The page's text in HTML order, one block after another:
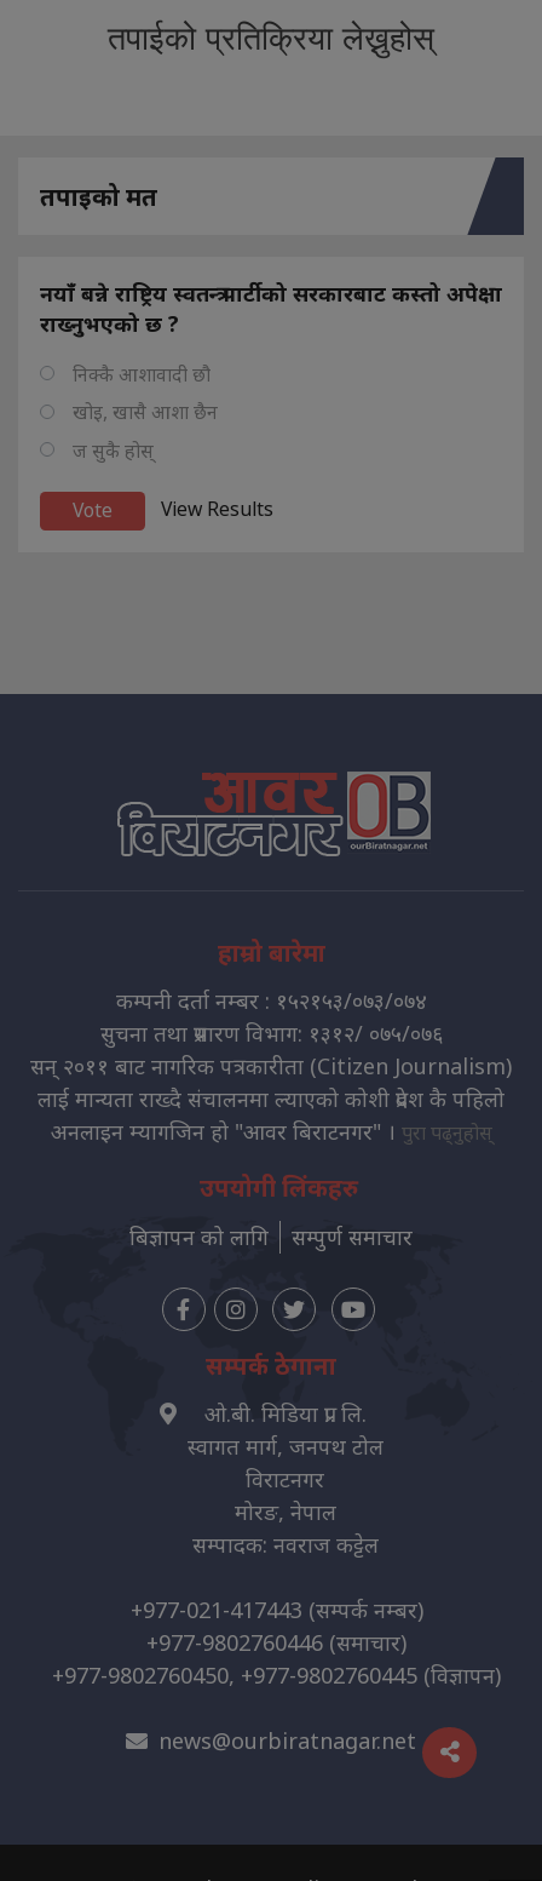
तपाईको प्रतिक्रिया लेख्नुहोस्
तपाइको मत
नयाँ बन्ने राष्ट्रिय स्वतन्त्र पार्टीको सरकारबाट कस्तो अपेक्षा
राख्नुभएको छ ?
निक्कै आशावादी छौ
खोइ, खासै आशा छैन
ज सुकै होस्
View Results
हाम्रो बारेमा
कम्पनी दर्ता नम्बर : १५२१५३/०७३/०७४
सुचना तथा प्रसारण विभाग: १३१२/ ०७५/०७६
सन् २०११ बाट नागरिक पत्रकारीता (Citizen Journalism)
लाई मान्यता राख्दै संचालनमा ल्याएको कोशी प्रदेश कै पहिलो
अनलाइन म्यागजिन हो "आवर बिराटनगर" । पुरा पढ्नुहोस्
उपयोगी लिंकहरु
बिज्ञापन को लागि सम्पुर्ण समाचार
सम्पर्क ठेगाना
ओ.बी. मिडिया प्रा. लि.
स्वागत मार्ग, जनपथ टोल
विराटनगर
मोरङ, नेपाल
सम्पादक: नवराज कट्टेल
+977-021-417443 (सम्पर्क नम्बर)
+977-9802760446 (समाचार)
+977-9802760450, +977-9802760445 (विज्ञापन)
news@ourbiratnagar.net